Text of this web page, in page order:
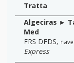
Tratta
Algeciras ►
Med
FRS DFDS, nave
Express